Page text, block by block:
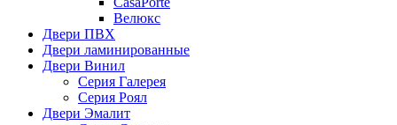
Велюкс
Двери ПВХ
Двери ламинированные
Двери Винил
Серия Галерея
Серия Роял
Двери Эмалит